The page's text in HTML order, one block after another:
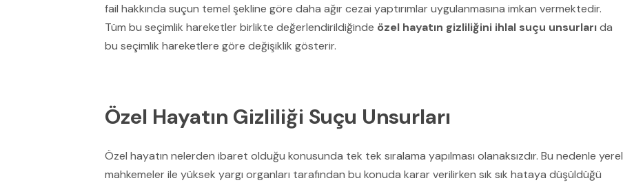
fail hakkında suçun temel şekline göre daha ağır cezai yaptırımlar uygulanmasına imkan vermektedir.
Tüm bu seçimlik hareketler birlikte değerlendirildiğinde özel hayatın gizliliğini ihlal suçu unsurlarıda
bu seçimlik hareketlere göre değişiklik gösterir.
Özel Hayatın Gizliliği Suçu Unsurları
Özel hayatın nelerden ibaret olduğu konusunda tek tek sıralama yapılması olanaksızdır. Bu nedenle yerel
mahkemeler ile yüksek yargı organları tarafından bu konuda karar verilirken sık sık hataya düşüldüğü